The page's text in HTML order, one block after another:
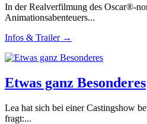
In der Realverfilmung des Oscar®-
Animationsabenteuers...
Infos & Trailer →
Etwas ganz Besonderes
Lea hat sich bei einer Castingshow
fragt:...